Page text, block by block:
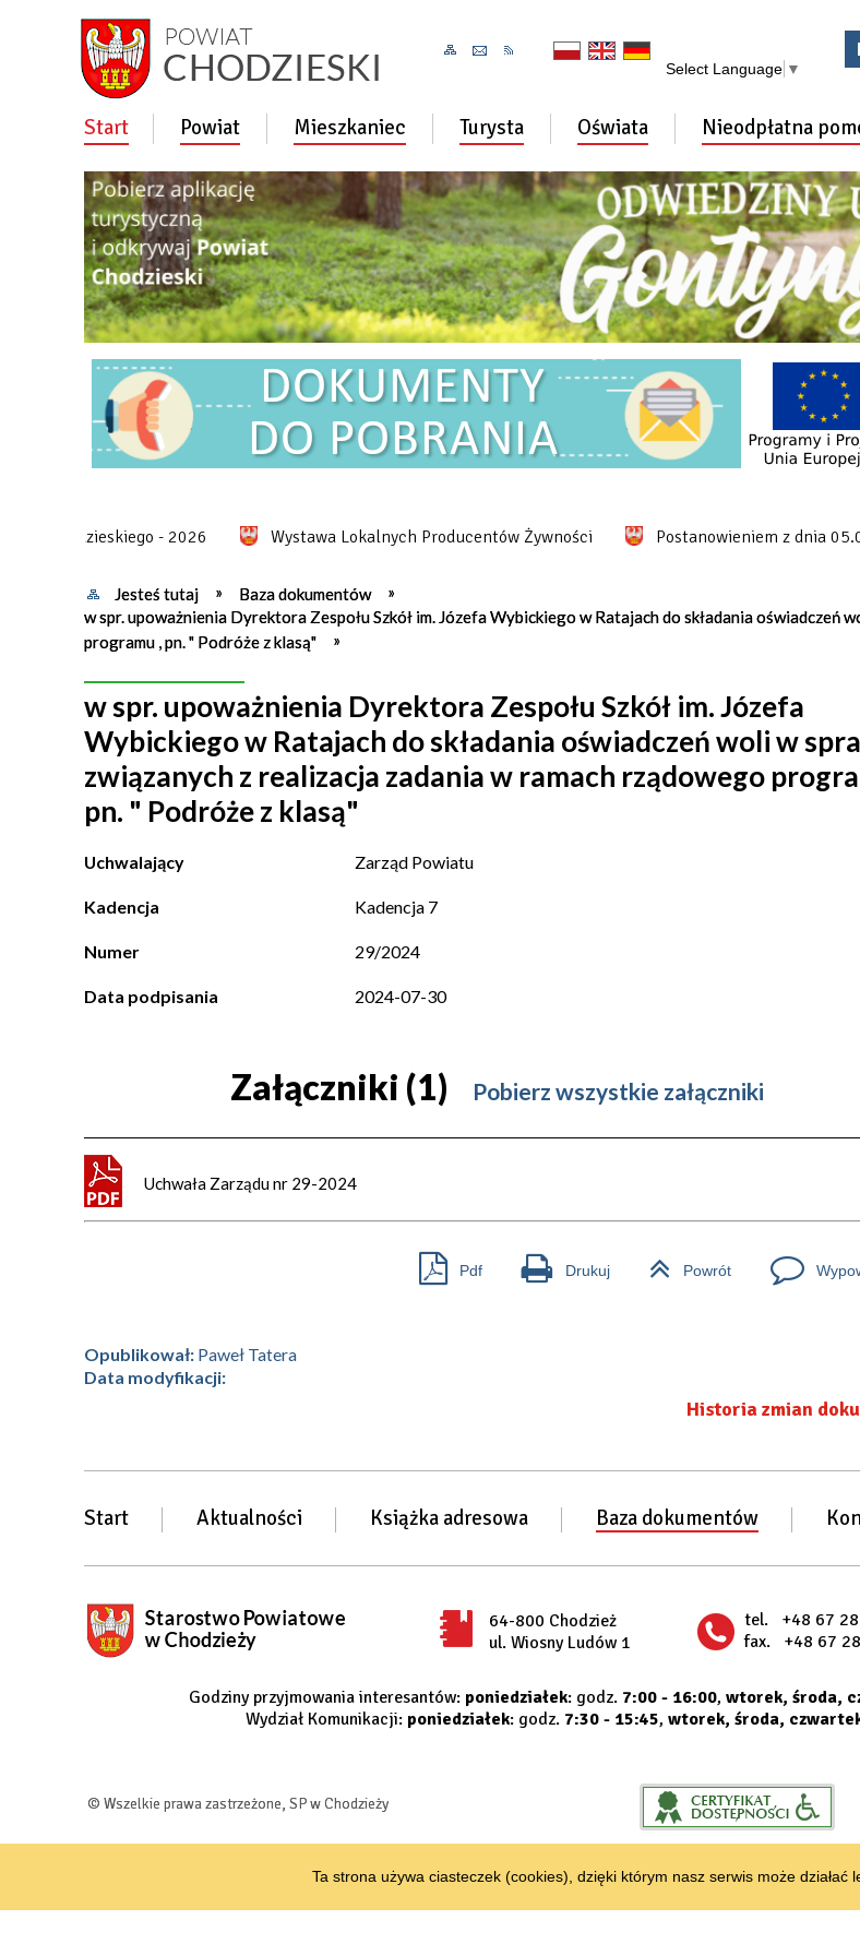
Select Language ▼
Start Powiat Mieszkaniec Turysta Oświata Nieodpłatna
Chodzieskiego - 2026 Wystawa Lokalnych Producentów Żywności Postanowieniem z dnia
Jesteś tutaj
Baza dokumentów
w spr. upoważnienia Dyrektora Zespołu Szkół im. Józefa Wybickiego w Ratajach do składania oświadczeń
programu , pn. " Podróże z klasą"
w spr. upoważnienia Dyrektora Zespołu Szkół im. Józefa
Wybickiego w Ratajach do składania oświadczeń woli w
związanych z realizacja zadania w ramach rządowego
pn. " Podróże z klasą"
Uchwalający Zarząd Powiatu
Kadencja Kadencja 7
Numer 29/2024
Data podpisania 2024-07-30
Załączniki (1) Pobierz wszystkie załączniki
Uchwała Zarządu nr 29-2024
Pdf Drukuj Powrót
Opublikował:Paweł Tatera
Data modyfikacji:
Historia zmian
Start Aktualności Książka adresowa Baza dokumentów
64-800 Chodzież
ul. Wiosny Ludów 1
tel.
+48 67
fax.
+48 67
Godziny przyjmowania interesantów: poniedziałek: godz. 7:00 - 16:00, wtorek, środa,
Wydział Komunikacji: poniedziałek: godz. 7:30 - 15:45, wtorek, środa,
© Wszelkie prawa zastrzeżone, SP w Chodzieży
Ta strona używa ciasteczek (cookies), dzięki którym nasz serwis może działać